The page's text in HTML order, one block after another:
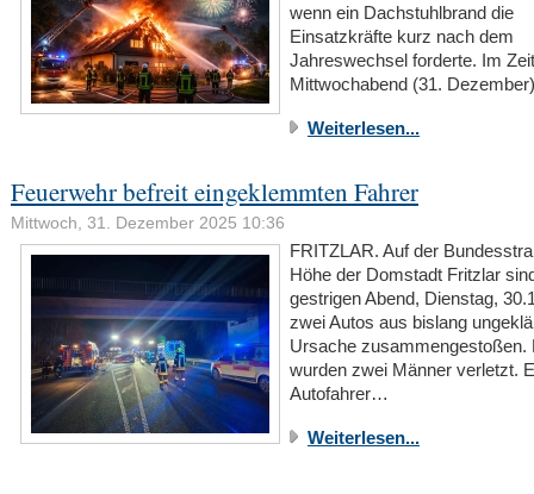
wenn ein Dachstuhlbrand die
Einsatzkräfte kurz nach dem
Jahreswechsel forderte. Im
Mittwochabend (31.
Weiterlesen...
Feuerwehr befreit eingeklemmten Fahrer
Mittwoch, 31. Dezember 2025 10:36
FRITZLAR. Auf der
Höhe der Domstadt Fritzlar
gestrigen Abend, Dienstag,
zwei Autos aus bislang
Ursache zusammengestoßen.
wurden zwei Männer verletzt.
Autofahrer…
Weiterlesen...